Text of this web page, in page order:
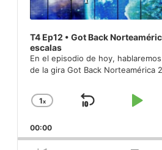
T4 Ep12 • Got Back
escalas
En el episodio de hoy,
de la gira Got Back Norteamérica
Change
Rate
1x
Skip
Play
00:00